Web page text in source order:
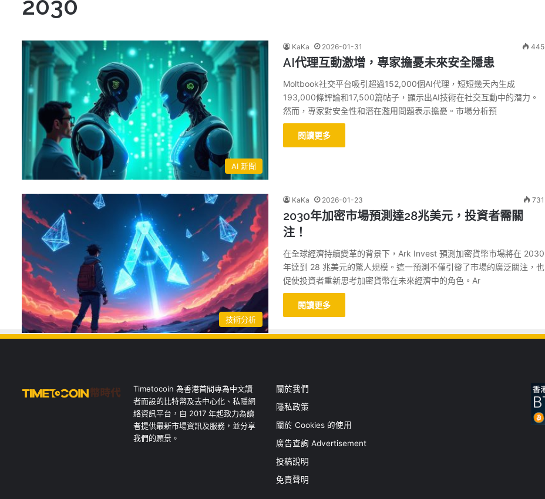
2030
AI 新聞
KaKa 2026-01-31 445
AI代理互動激增，專家擔憂未來安全隱患
Moltbook社交平台吸引超過152,000個AI代理，短短幾天內生成
193,000條評論和17,500篇帖子，顯示出AI技術在社交互動中的潛力。
然而，專家對安全性和潛在濫用問題表示擔憂。市場分析預
閱讀更多
技術分析
KaKa 2026-01-23 731
2030年加密市場預測達28兆美元，投資者需關
注！
在全球經濟持續變革的背景下，Ark Invest 預測加密貨幣市場將在 2030
年達到 28 兆美元的驚人規模。這一預測不僅引發了市場的廣泛關注，也
促使投資者重新思考加密貨幣在未來經濟中的角色。Ar
閱讀更多
Timetocoin 為香港首間專為中文讀
者而設的比特幣及去中心化、私隱網
絡資訊平台，自 2017 年起致力為讀
者提供最新市場資訊及服務，並分享
我們的願景。
關於我們
隱私政策
關於 Cookies 的使用
廣告查詢 Advertisement
投稿說明
免責聲明